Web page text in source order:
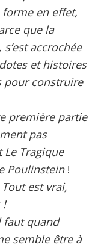
en effet,
que la
accrochée
et histoires
pour construire
première partie
pas
Le Tragique
Poulinstein!
est vrai,
!
faut quand
semble être à